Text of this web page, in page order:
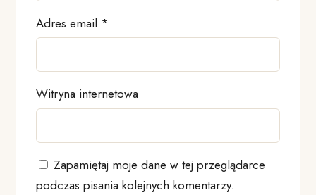
Adres email *
Witryna internetowa
Zapamiętaj moje dane w tej przeglądarce
podczas pisania kolejnych komentarzy.